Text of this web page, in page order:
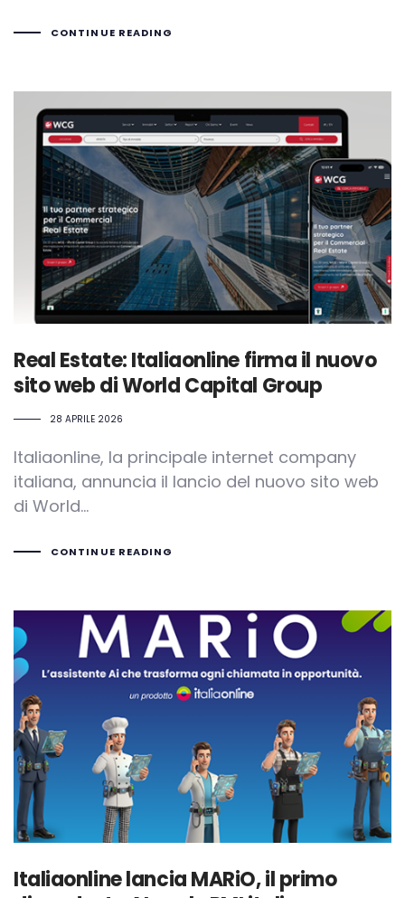
CONTINUE READING
Real Estate: Italiaonline firma il nuovo
sito web di World Capital Group
28 APRILE 2026
Italiaonline, la principale internet company
italiana, annuncia il lancio del nuovo sito web
di World…
CONTINUE READING
Italiaonline lancia MARiO, il primo